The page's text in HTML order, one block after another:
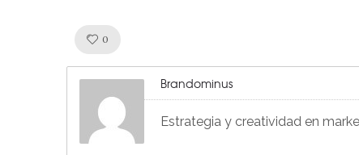
0
Brandominus
Estrategia y creatividad en